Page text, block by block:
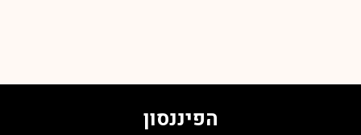
הפיננסון